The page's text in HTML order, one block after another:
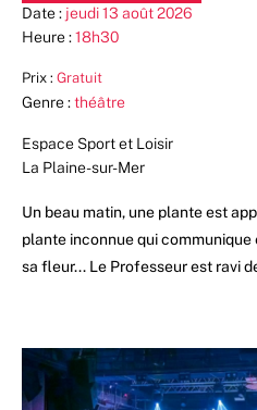
Date : jeudi 13 août 2026
Heure :18h30
Prix : Gratuit
Genre :théâtre
Espace Sport et Loisir
La Plaine-sur-Mer
Un beau matin, une plante est
plante inconnue qui
sa fleur... Le Professeur est ravi